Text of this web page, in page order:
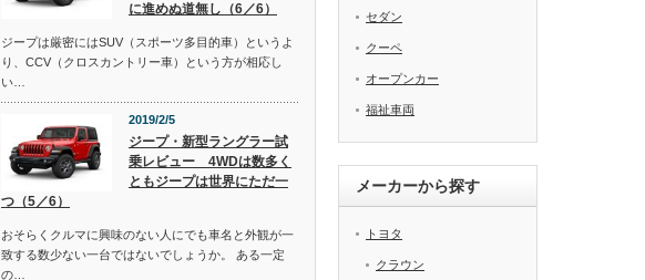
に進めぬ道無し（6／6）
ジープは厳密にはSUV（スポーツ多目的車）というよ
り、CCV（クロスカントリー車）という方が相応し
い…
2019/2/5
ジープ・新型ラングラー試
乗レビュー 4WDは数多く
ともジープは世界にただ一
つ（5／6）
おそらくクルマに興味のない人にでも車名と外観が一
致する数少ない一台ではないでしょうか。 ある一定
の…
セダン
クーペ
オープンカー
福祉車両
メーカーから探す
トヨタ
クラウン